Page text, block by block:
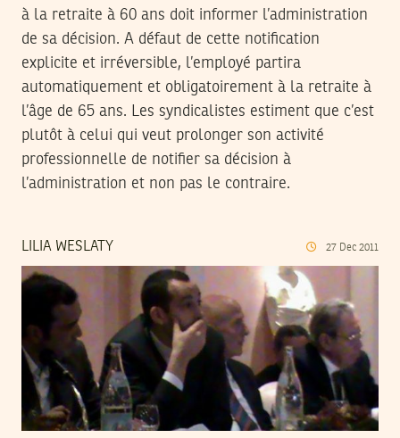
à la retraite à 60 ans doit informer l’administration
de sa décision. A défaut de cette notification
explicite et irréversible, l’employé partira
automatiquement et obligatoirement à la retraite à
l’âge de 65 ans. Les syndicalistes estiment que c’est
plutôt à celui qui veut prolonger son activité
professionnelle de notifier sa décision à
l’administration et non pas le contraire.
LILIA WESLATY 27 Dec 2011